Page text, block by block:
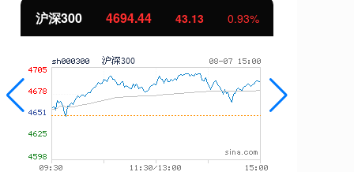
沪深300 4694.44 43.13 0.93%